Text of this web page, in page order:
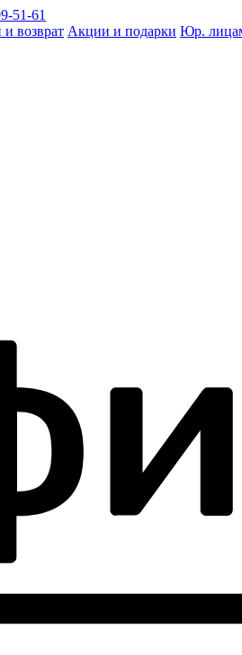
51-61
возврат Акции и подарки Юр.